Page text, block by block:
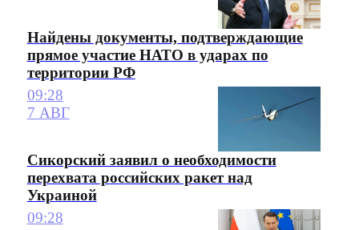
Найдены документы, подтверждающие
прямое участие НАТО в ударах по
территории РФ
09:28
7 АВГ
Сикорский заявил о необходимости
перехвата российских ракет над
Украиной
09:28